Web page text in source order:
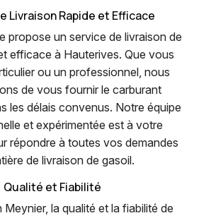
Livraison Rapide et Efficace
propose un service de livraison de
efficace à Hauterives. Que vous
ou un professionnel, nous
de vous fournir le carburant
les délais convenus. Notre équipe
et expérimentée est à votre
répondre à toutes vos demandes
de livraison de gasoil.
Qualité et Fiabilité
Meynier, la qualité et la fiabilité de